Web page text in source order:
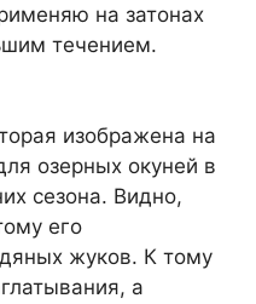
на затонах
течением.
изображена на
озерных окуней в
сезона. Видно,
его
жуков. К тому
а